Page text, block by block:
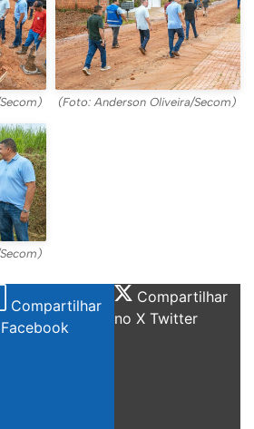
(Foto: Anderson Oliveira/Secom)
Compartilhar
Compartilhar
no X Twitter